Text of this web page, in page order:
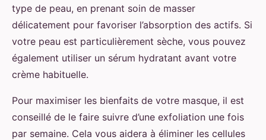
type de peau, en prenant soin de masser
délicatement pour favoriser l’absorption des actifs. Si
votre peau est particulièrement sèche, vous pouvez
également utiliser un sérum hydratant avant votre
crème habituelle.
Pour maximiser les bienfaits de votre masque, il est
conseillé de le faire suivre d’une exfoliation une fois
par semaine. Cela vous aidera à éliminer les cellules